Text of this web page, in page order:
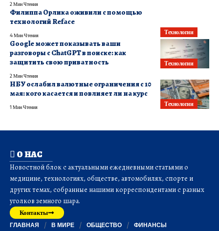
2 Мин Чтения
Технологии
Филиппа Орлика оживили с помощью
технологий Reface
4 Мин Чтения
Технологии
Google может показывать ваши
разговоры с ChatGPT в поиске: как
защитить свою приватность
2 Мин Чтения
Технологии
НБУ ослабил валютные ограничения с 10
мая: кого касается и повлияет ли на курс
1 Мин Чтения
О НАС
Новостной блок с актуальными ежедневными статьями о
медицине, технологиях, обществе, автомобилях, спорте и
других темах, собранные нашими корреспондентами с разных
уголков земного шара.
Контакты
ГЛАВНАЯ В МИРЕ ОБЩЕСТВО
ФИНАНСЫ